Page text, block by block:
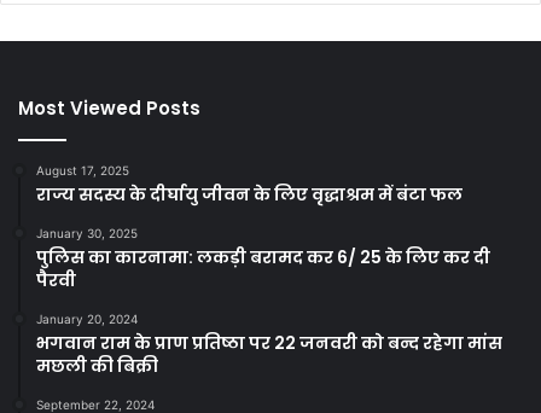
Most Viewed Posts
August 17, 2025
राज्य सदस्य के दीर्घायु जीवन के लिए वृद्धाश्रम में बंटा फल
January 30, 2025
पुलिस का कारनामा: लकड़ी बरामद कर 6/ 25 के लिए कर दी
पैरवी
January 20, 2024
भगवान राम के प्राण प्रतिष्ठा पर 22 जनवरी को बन्द रहेगा मांस
मछली की बिक्री
September 22, 2024